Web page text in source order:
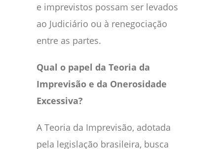
e imprevistos possam ser levados
ao Judiciário ou à renegociação
entre as partes.
Qual o papel da Teoria da
Imprevisão e da Onerosidade
Excessiva?
A Teoria da Imprevisão, adotada
pela legislação brasileira, busca